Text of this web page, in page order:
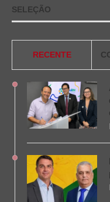
SELEÇÃO
RECENTE